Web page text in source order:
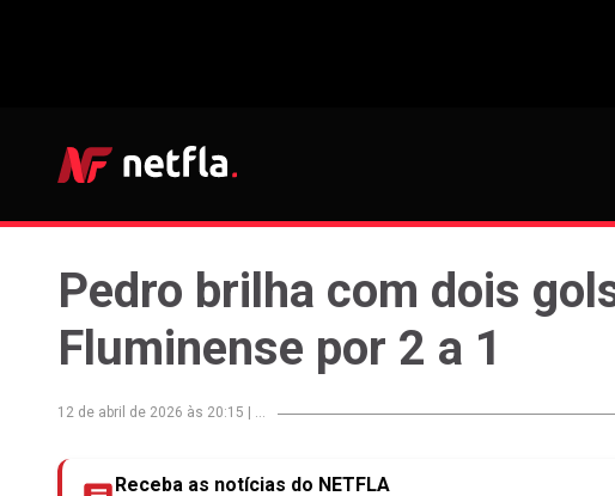
Pedro brilha com dois
Fluminense por 2 a 1
12 de abril de 2026 às 20:15 ...
Receba as notícias do NETFLA